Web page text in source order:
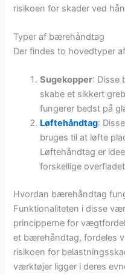
risikoen for skader ved
Typer af bærehåndtag
Der findes to hovedtyper
Sugekopper: Disse
skabe et sikkert
fungerer bedst på
Løftehåndtag:
bruges til at løfte
Løftehåndtag er
forskellige
Hvordan bærehåndtag
Funktionaliteten i disse
principperne for
et bærehåndtag, fordeles
risikoen for
værktøjer ligger i deres